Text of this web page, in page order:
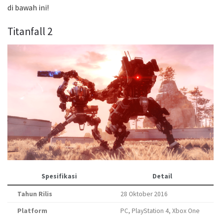
di bawah ini!
Titanfall 2
Spesifikasi Detail
Tahun Rilis
28 Oktober 2016
Platform
PC, PlayStation 4, Xbox One